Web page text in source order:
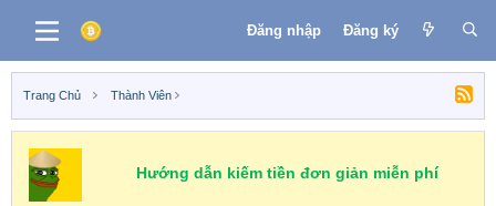
Đăng nhập Đăng ký
Trang Chủ Thành Viên
Hướng dẫn kiếm tiền đơn giản miễn phí